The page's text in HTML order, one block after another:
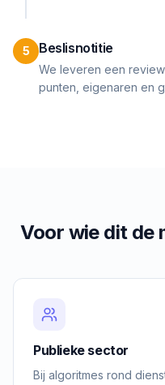
5 Beslisnotitie
We leveren een
punten, eigenaren en
Voor wie dit de
Publieke sector
Bij algoritmes rond